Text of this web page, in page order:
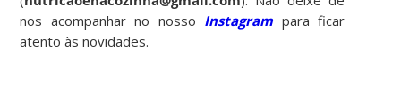
nos acompanhar no nosso Instagram para ficar
atento às novidades.